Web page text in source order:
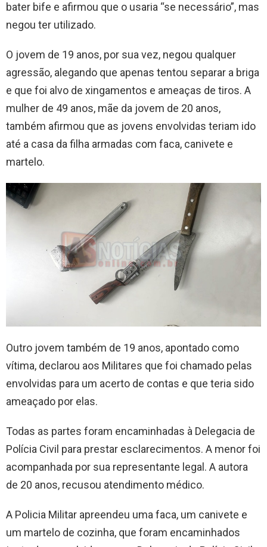
bater bife e afirmou que o usaria “se necessário”, mas
negou ter utilizado.
O jovem de 19 anos, por sua vez, negou qualquer
agressão, alegando que apenas tentou separar a briga
e que foi alvo de xingamentos e ameaças de tiros. A
mulher de 49 anos, mãe da jovem de 20 anos,
também afirmou que as jovens envolvidas teriam ido
até a casa da filha armadas com faca, canivete e
martelo.
Outro jovem também de 19 anos, apontado como
vítima, declarou aos Militares que foi chamado pelas
envolvidas para um acerto de contas e que teria sido
ameaçado por elas.
Todas as partes foram encaminhadas à Delegacia de
Polícia Civil para prestar esclarecimentos. A menor foi
acompanhada por sua representante legal. A autora
de 20 anos, recusou atendimento médico.
A Policia Militar apreendeu uma faca, um canivete e
um martelo de cozinha, que foram encaminhados